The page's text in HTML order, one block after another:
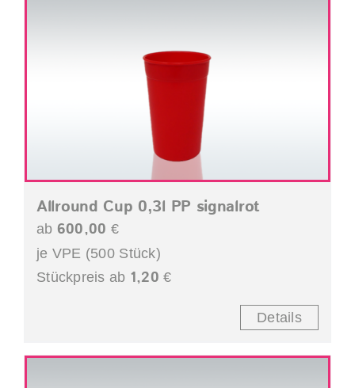
Allround Cup 0,3l PP signalrot
ab 600,00 €
je VPE (500 Stück)
Stückpreis ab 1,20 €
Details